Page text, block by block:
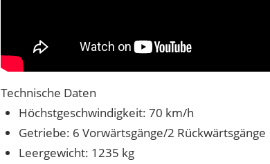
Technische Daten
Höchstgeschwindigkeit: 70 km/h
Getriebe: 6 Vorwärtsgänge/2 Rückwärtsgänge
Leergewicht: 1235 kg